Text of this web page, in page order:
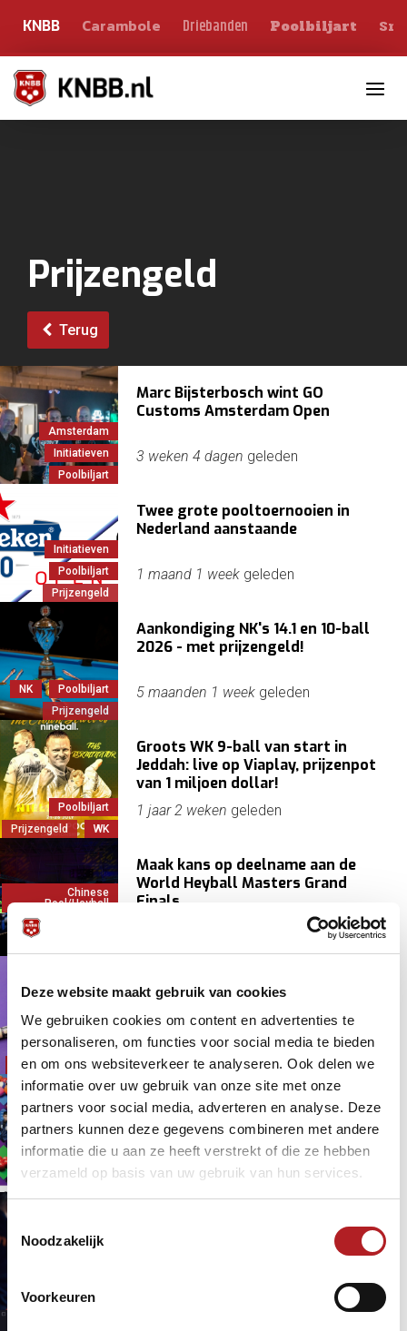
Deze website maakt gebruik van cookies
We gebruiken cookies om content en advertenties te
personaliseren, om functies voor social media te bieden
en om ons websiteverkeer te analyseren. Ook delen we
informatie over uw gebruik van onze site met onze
partners voor social media, adverteren en analyse. Deze
partners kunnen deze gegevens combineren met andere
informatie die u aan ze heeft verstrekt of die ze hebben
verzameld op basis van uw gebruik van hun services.
Toestemmingsselectie
Noodzakelijk
Voorkeuren
KNBB Carambole Driebanden Poolbiljart
Prijzengeld
Terug
Amsterdam
Initiatieven
Poolbiljart
Marc Bijsterbosch wint GO
Customs Amsterdam Open
3 weken 4 dagen geleden
Initiatieven
Poolbiljart
Prijzengeld
Twee grote pooltoernooien in
Nederland aanstaande
1 maand 1 week geleden
NK
Poolbiljart
Prijzengeld
Aankondiging NK's 14.1 en 10-ball
2026 - met prijzengeld!
5 maanden 1 week geleden
Poolbiljart
Prijzengeld
WK
Groots WK 9-ball van start in
Jeddah: live op Viaplay, prijzenpot
van 1 miljoen dollar!
1 jaar 2 weken geleden
Chinese
Pool/Heyball
Maak kans op deelname aan de
World Heyball Masters Grand
Finals
Cavero NK Pool
Initiatieven
NK
Alles over het Cavero NK Pool & de
kwalificatieronden
1 jaar 8 maandengeleden
Internationaal
WCBS Championship: Dames &
Heren, Vier Disciplines, $140.000
prijzenpot
2 jaar 2 weken geleden
TeamNL